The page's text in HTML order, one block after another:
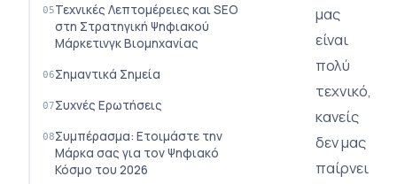
Τεχνικές Λεπτομέρειες και SEO
στη Στρατηγική Ψηφιακού
Μάρκετινγκ Βιομηχανίας
Σημαντικά Σημεία
Συχνές Ερωτήσεις
Συμπέρασμα: Ετοιμάστε την
Μάρκα σας για τον Ψηφιακό
Κόσμο του 2026
μας
είναι
πολύ
τεχνικό,
κανείς
δεν μας
παίρνει